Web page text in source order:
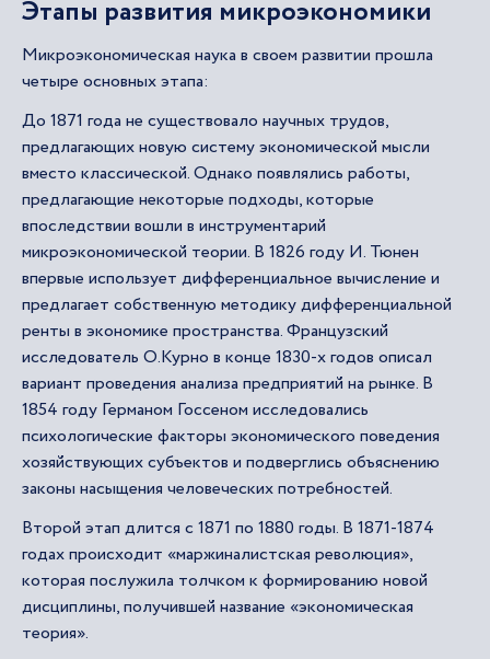
Этапы развития микроэкономики
Микроэкономическая наука в своем развитии прошла
четыре основных этапа:
До 1871 года не существовало научных трудов,
предлагающих новую систему экономической мысли
вместо классической. Однако появлялись работы,
предлагающие некоторые подходы, которые
впоследствии вошли в инструментарий
микроэкономической теории. В 1826 году И. Тюнен
впервые использует дифференциальное вычисление и
предлагает собственную методику дифференциальной
ренты в экономике пространства. Французский
исследователь О.Курно в конце 1830-х годов описал
вариант проведения анализа предприятий на рынке. В
1854 году Германом Госсеном исследовались
психологические факторы экономического поведения
хозяйствующих субъектов и подверглись объяснению
законы насыщения человеческих потребностей.
Второй этап длится с 1871 по 1880 годы. В 1871-1874
годах происходит «маржиналистская революция»,
которая послужила толчком к формированию новой
дисциплины, получившей название «экономическая
теория».